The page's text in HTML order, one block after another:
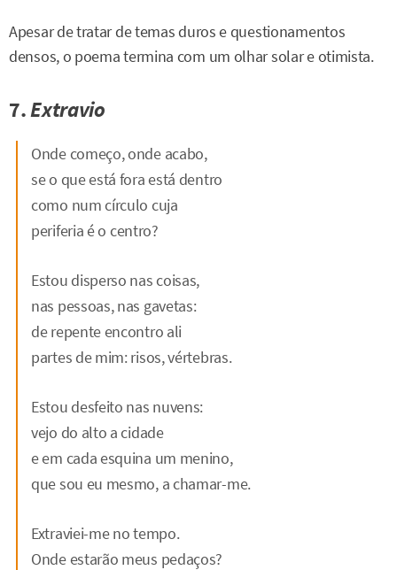
Apesar de tratar de temas duros e questionamentos
densos, o poema termina com um olhar solar e otimista.
7.Extravio
Onde começo, onde acabo,
se o que está fora está dentro
como num círculo cuja
periferia é o centro?
Estou disperso nas coisas,
nas pessoas, nas gavetas:
de repente encontro ali
partes de mim: risos, vértebras.
Estou desfeito nas nuvens:
vejo do alto a cidade
e em cada esquina um menino,
que sou eu mesmo, a chamar-me.
Extraviei-me no tempo.
Onde estarão meus pedaços?